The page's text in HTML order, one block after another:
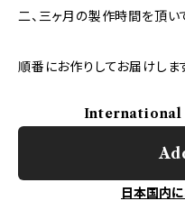
二、三ヶ月の製作時間を頂い
順番にお作りしてお届けしま
International
日本国内